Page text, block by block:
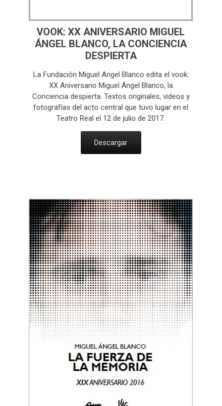
VOOK: XX ANIVERSARIO MIGUEL
ÁNGEL BLANCO, LA CONCIENCIA
DESPIERTA
La Fundación Miguel Angel Blanco edita el vook:
XX Aniversario Miguel Ángel Blanco, la
Conciencia despierta. Textos originales, videos y
fotografías del acto central que tuvo lugar en el
Teatro Real el 12 de julio de 2017.
Descargar